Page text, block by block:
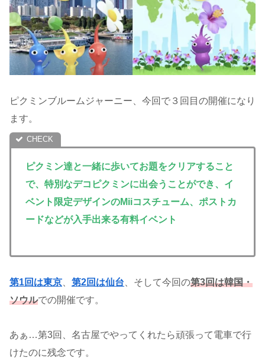
ピクミンブルームジャーニー、今回で３回目の開催になり
ます。
ピクミン達と一緒に歩いてお題をクリアすること
で、特別なデコピクミンに出会うことができ、イ
ベント限定デザインのMiiコスチューム、ポストカ
ードなどが入手出来る有料イベント
第1回は東京、 第2回は仙台、そして今回の第3回は韓国・
ソウルでの開催です。
あぁ…第3回、名古屋でやってくれたら頑張って電車で行
けたのに残念です。